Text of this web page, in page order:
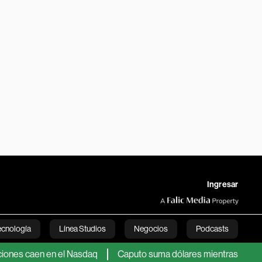
Ingresar
Línea Studios Negocios Podcasts
English
en el Nasdaq Caputo suma dólares mientras analistas se